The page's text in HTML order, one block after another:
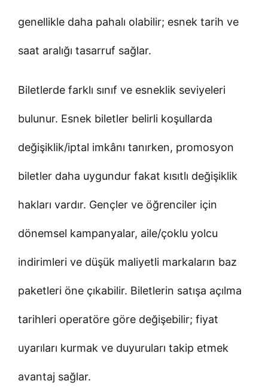
genellikle daha pahalı olabilir; esnek tarih ve
saat aralığı tasarruf sağlar.
Biletlerde farklı sınıf ve esneklik seviyeleri
bulunur. Esnek biletler belirli koşullarda
değişiklik/iptal imkânı tanırken, promosyon
biletler daha uygundur fakat kısıtlı değişiklik
hakları vardır. Gençler ve öğrenciler için
dönemsel kampanyalar, aile/çoklu yolcu
indirimleri ve düşük maliyetli markaların baz
paketleri öne çıkabilir. Biletlerin satışa açılma
tarihleri operatöre göre değişebilir; fiyat
uyarıları kurmak ve duyuruları takip etmek
avantaj sağlar.